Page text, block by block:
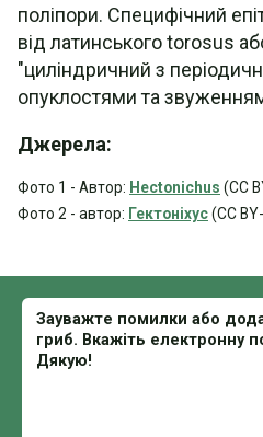
поліпори. Специфічний
від латинського torosus
"циліндричний з
опуклостями та
Джерела:
Фото 1 - Автор: Hectonichus (CC
Фото 2 - автор: Гектоніхус(CC